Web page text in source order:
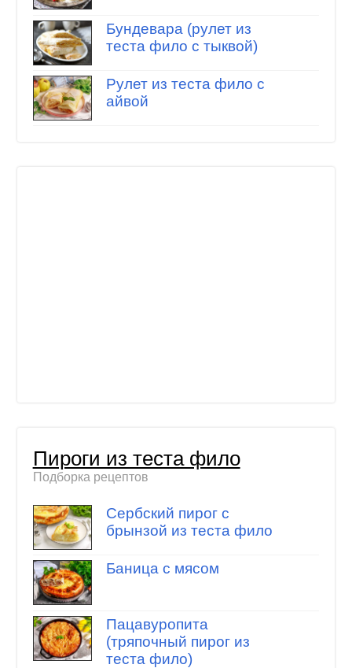
Бундевара (рулет из
теста фило с тыквой)
Рулет из теста фило с
айвой
Пироги из теста фило
Подборка рецептов
Сербский пирог с
брынзой из теста фило
Баница с мясом
Пацавуропита
(тряпочный пирог из
теста фило)